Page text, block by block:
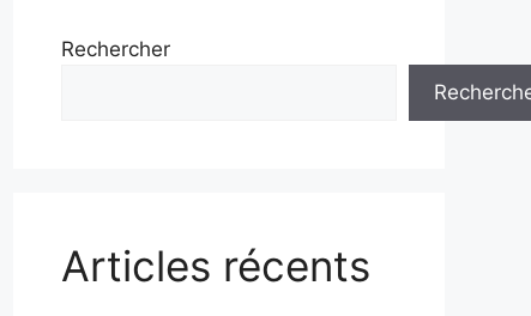
Rechercher
Articles récents